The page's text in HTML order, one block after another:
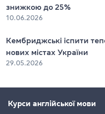
знижкою до 25%
10.06.2026
Кембриджські іспити
нових містах України
29.05.2026
Курси англійської мови